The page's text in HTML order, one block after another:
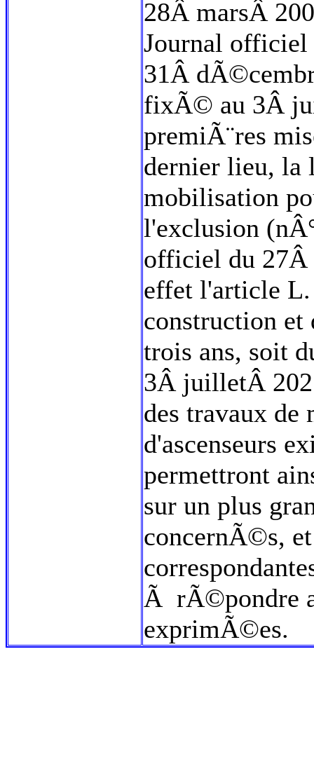
28Â marsÂ
Journal officiel
31Â
fixÃ© au 3Â
premiÃ¨res
dernier lieu, la
mobilisation
l'exclusion
officiel du
effet l'article L.
construction
trois ans, soit
3Â juilletÂ
des travaux de
d'ascenseurs
permettront
sur un plus
concernÃ©s,
Ã rÃ©pondre
exprimÃ©es.